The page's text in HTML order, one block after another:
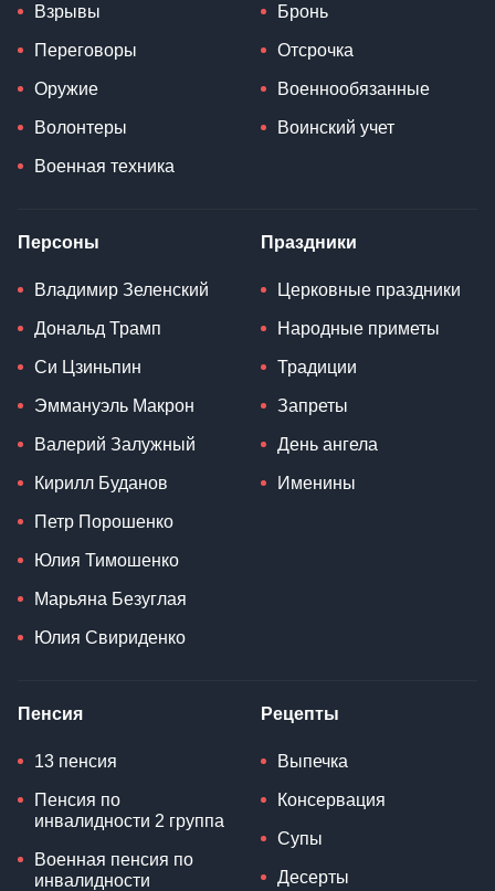
Взрывы
Переговоры
Оружие
Волонтеры
Военная техника
Бронь
Отсрочка
Военнообязанные
Воинский учет
Персоны
Владимир Зеленский
Дональд Трамп
Си Цзиньпин
Эммануэль Макрон
Валерий Залужный
Кирилл Буданов
Петр Порошенко
Юлия Тимошенко
Марьяна Безуглая
Юлия Свириденко
Праздники
Церковные праздники
Народные приметы
Традиции
Запреты
День ангела
Именины
Пенсия
13 пенсия
Пенсия по
инвалидности 2 группа
Военная пенсия по
инвалидности
Рецепты
Выпечка
Консервация
Супы
Десерты